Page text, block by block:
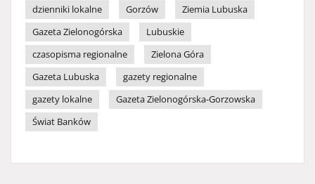
dzienniki lokalne
Gorzów
Ziemia Lubuska
Gazeta Zielonogórska
Lubuskie
czasopisma regionalne
Zielona Góra
Gazeta Lubuska
gazety regionalne
gazety lokalne
Gazeta Zielonogórska-Gorzowska
Świat Banków